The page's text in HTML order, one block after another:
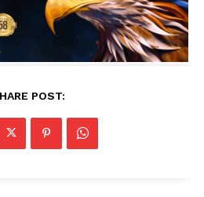
POST: